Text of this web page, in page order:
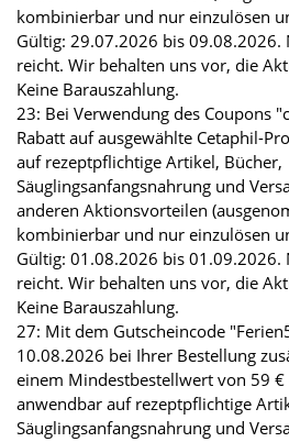
kombinierbar und nur einzulösen
Gültig: 29.07.2026 bis 09.08.2026.
reicht. Wir behalten uns vor, die
Keine Barauszahlung.
23: Bei Verwendung des Coupons
Rabatt auf ausgewählte Cetaphil-
auf rezeptpflichtige Artikel, Bücher,
Säuglingsanfangsnahrung und
anderen Aktionsvorteilen
kombinierbar und nur einzulösen
Gültig: 01.08.2026 bis 01.09.2026.
reicht. Wir behalten uns vor, die
Keine Barauszahlung.
27: Mit dem Gutscheincode
10.08.2026 bei Ihrer Bestellung
einem Mindestbestellwert von 59
anwendbar auf rezeptpflichtige
Säuglingsanfangsnahrung und